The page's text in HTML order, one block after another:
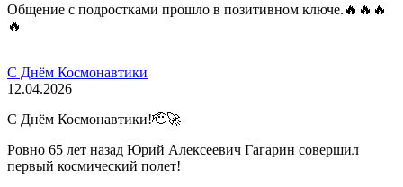
Общение с подростками прошло в позитивном ключе.🔥🔥🔥
🔥
С Днём Космонавтики
12.04.2026
С Днём Космонавтики!🫡🚀
Ровно 65 лет назад Юрий Алексеевич Гагарин совершил
первый космический полет!